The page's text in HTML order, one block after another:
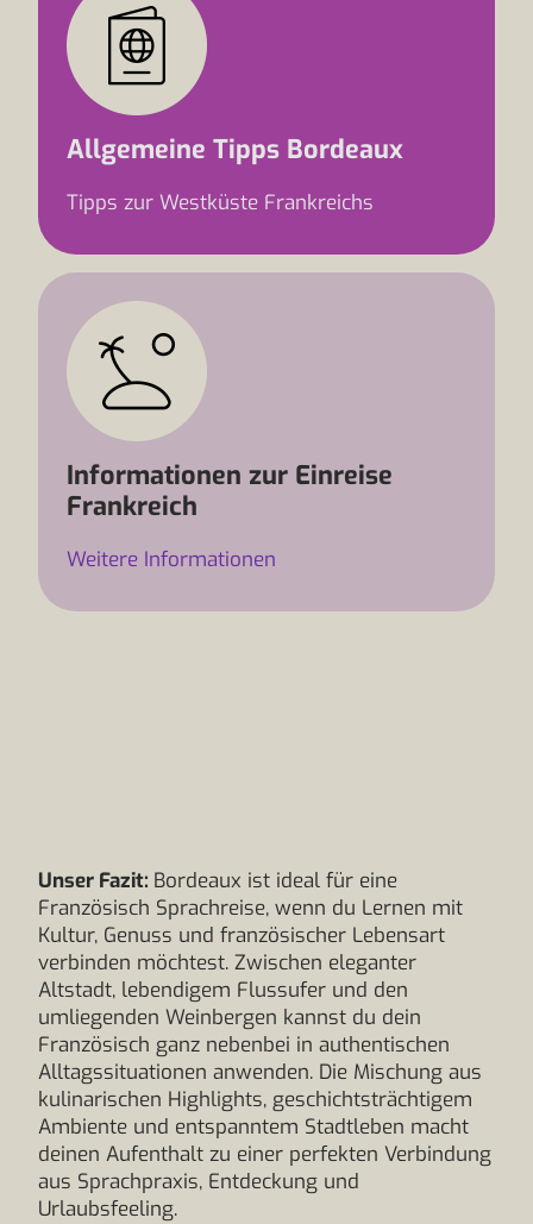
Allgemeine Tipps Bordeaux
Tipps zur Westküste Frankreichs
Informationen zur Einreise
Frankreich
Weitere Informationen
Unser Fazit: Bordeaux ist ideal für eine
Französisch Sprachreise, wenn du Lernen mit
Kultur, Genuss und französischer Lebensart
verbinden möchtest. Zwischen eleganter
Altstadt, lebendigem Flussufer und den
umliegenden Weinbergen kannst du dein
Französisch ganz nebenbei in authentischen
Alltagssituationen anwenden. Die Mischung aus
kulinarischen Highlights, geschichtsträchtigem
Ambiente und entspanntem Stadtleben macht
deinen Aufenthalt zu einer perfekten Verbindung
aus Sprachpraxis, Entdeckung und
Urlaubsfeeling.